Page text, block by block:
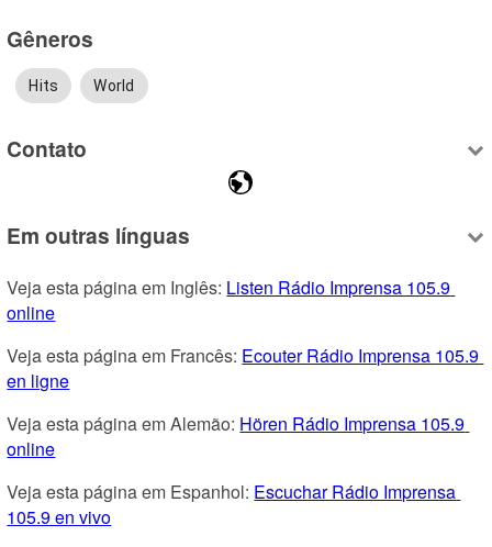
Gêneros
Hits World
Contato
Em outras línguas
Veja esta página em Inglês: Listen Rádio Imprensa 105.9
online
Veja esta página em Francês: Ecouter Rádio Imprensa 105.9
en ligne
Veja esta página em Alemão: Hören Rádio Imprensa 105.9
online
Veja esta página em Espanhol: Escuchar Rádio Imprensa
105.9 en vivo